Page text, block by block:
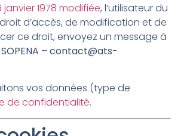
janvier 1978 modifiée, l’utilisateur du
d’accès, de modification et de
ce droit, envoyez un message à
–contact@ats-
vos données (type de
de confidentialité.